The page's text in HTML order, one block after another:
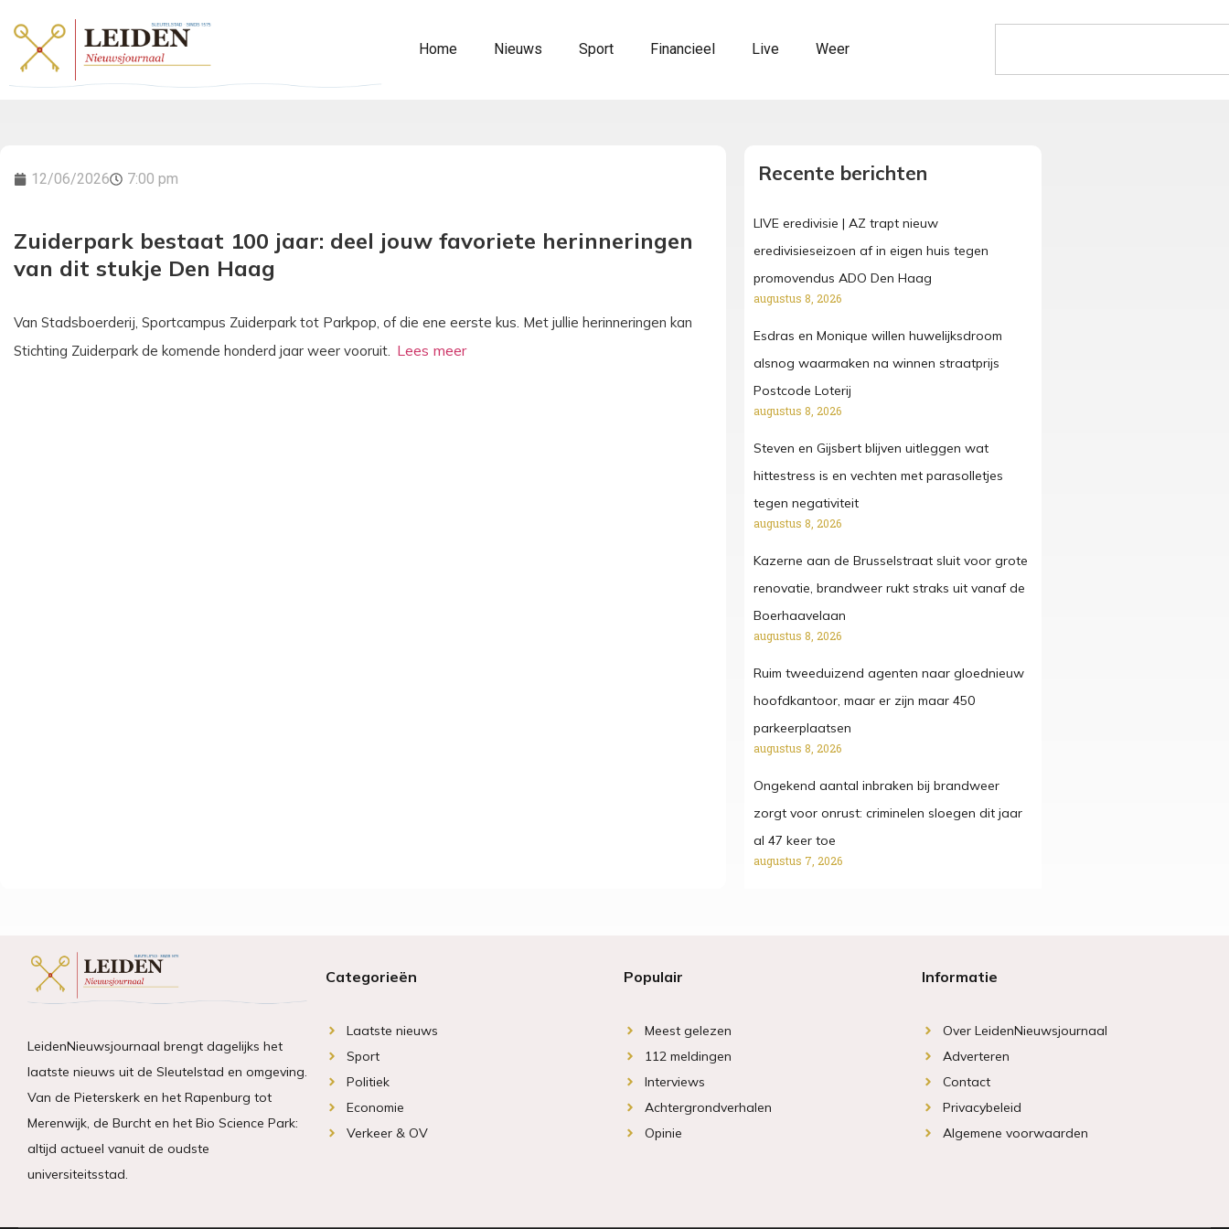
Home Nieuws Sport Financieel Live Weer
12/06/2026 7:00 pm
Zuiderpark bestaat 100 jaar: deel jouw favoriete herinneringen
van dit stukje Den Haag
Van Stadsboerderij, Sportcampus Zuiderpark tot Parkpop, of die ene eerste kus. Met jullie herinneringen kan
Stichting Zuiderpark de komende honderd jaar weer vooruit.
Recente berichten
LIVE eredivisie | AZ trapt nieuw
eredivisieseizoen af in eigen huis tegen
promovendus ADO Den Haag
augustus 8, 2026
Esdras en Monique willen huwelijksdroom
alsnog waarmaken na winnen straatprijs
Postcode Loterij
augustus 8, 2026
Steven en Gijsbert blijven uitleggen wat
hittestress is en vechten met parasolletjes
tegen negativiteit
augustus 8, 2026
Kazerne aan de Brusselstraat sluit voor grote
renovatie, brandweer rukt straks uit vanaf de
Boerhaavelaan
augustus 8, 2026
Ruim tweeduizend agenten naar gloednieuw
hoofdkantoor, maar er zijn maar 450
parkeerplaatsen
augustus 8, 2026
Ongekend aantal inbraken bij brandweer
zorgt voor onrust: criminelen sloegen dit jaar
al 47 keer toe
augustus 7, 2026
LeidenNieuwsjournaal brengt dagelijks het
laatste nieuws uit de Sleutelstad en omgeving.
Van de Pieterskerk en het Rapenburg tot
Merenwijk, de Burcht en het Bio Science Park:
altijd actueel vanuit de oudste
universiteitsstad.
Categorieën
Laatste nieuws
Sport
Politiek
Economie
Verkeer & OV
Populair
Meest gelezen
112 meldingen
Interviews
Achtergrondverhalen
Opinie
Informatie
Over LeidenNieuwsjournaal
Adverteren
Contact
Privacybeleid
Algemene voorwaarden